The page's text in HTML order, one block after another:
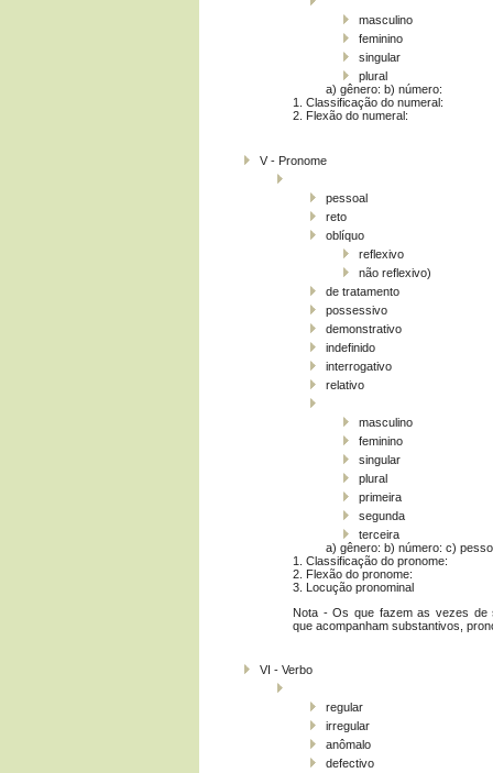
masculino
feminino
singular
plural
a) gênero: b) número:
1. Classificação do numeral:
2. Flexão do numeral:
V - Pronome
pessoal
reto
oblíquo
reflexivo
não reflexivo)
de tratamento
possessivo
demonstrativo
indefinido
interrogativo
relativo
masculino
feminino
singular
plural
primeira
segunda
terceira
a) gênero: b) número: c)
1. Classificação do pronome:
2. Flexão do pronome:
3. Locução pronominal
Nota - Os que fazem as vezes de
que acompanham substantivos,
VI ­- Verbo
regular
irregular
anômalo
defectivo